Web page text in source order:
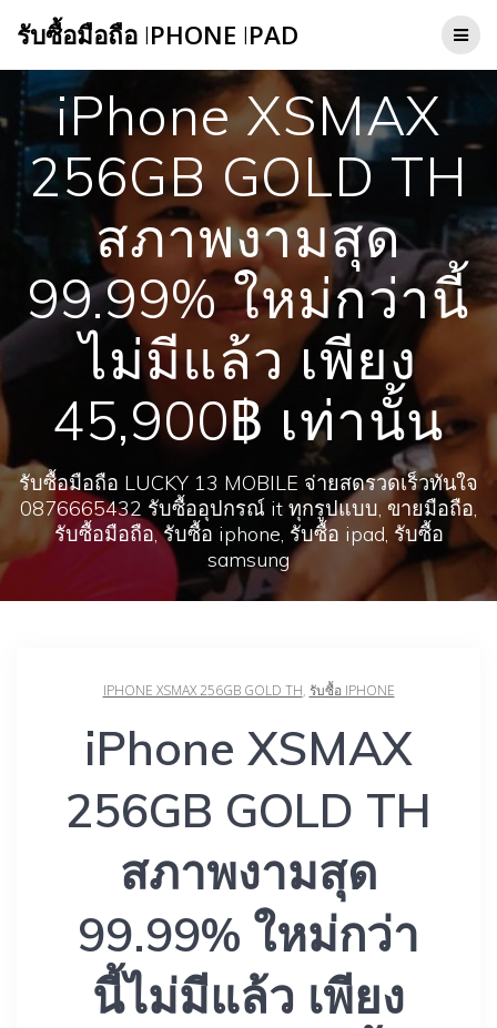
to
รับซื้อมือถือ IPHONE IPAD
iPhone XSMAX
256GB GOLD TH
สภาพงามสุด
99.99% ใหม่กว่านี้
ไม่มีแล้ว เพียง
45,900฿ เท่านั้น
รับซื้อมือถือ LUCKY 13 MOBILE จ่ายสดรวดเร็วทันใจ
0876665432 รับซื้ออุปกรณ์ it ทุกรูปแบบ, ขายมือถือ,
รับซื้อมือถือ, รับซื้อ iphone, รับซื้อ ipad, รับซื้อ
samsung
IPHONE XSMAX 256GB GOLD TH, รับซื้อ IPHONE
iPhone XSMAX
256GB GOLD TH
สภาพงามสุด
99.99% ใหม่กว่า
นี้ไม่มีแล้ว เพียง